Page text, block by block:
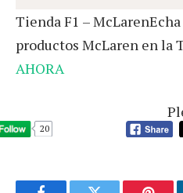
Tienda F1 –
productos McLaren en la
AHORA
20